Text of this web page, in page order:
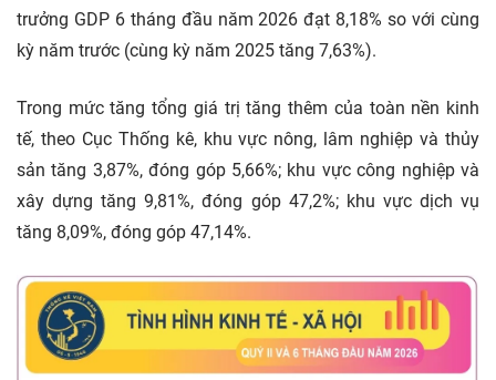
trưởng GDP 6 tháng đầu năm 2026 đạt 8,18% so với cùng
kỳ năm trước (cùng kỳ năm 2025 tăng 7,63%).
Trong mức tăng tổng giá trị tăng thêm của toàn nền kinh
tế, theo Cục Thống kê, khu vực nông, lâm nghiệp và thủy
sản tăng 3,87%, đóng góp 5,66%; khu vực công nghiệp và
xây dựng tăng 9,81%, đóng góp 47,2%; khu vực dịch vụ
tăng 8,09%, đóng góp 47,14%.